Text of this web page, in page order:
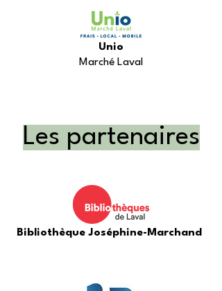
Unio
Marché Laval
Les partenaires
Bibliothèque Joséphine-Marchand